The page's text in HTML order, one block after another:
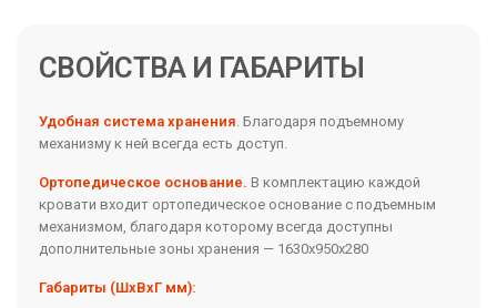
СВОЙСТВА И ГАБАРИТЫ
Удобная система хранения . Благодаря подъемному
механизму к ней всегда есть доступ.
Ортопедическое основание. В комплектацию каждой
кровати входит ортопедическое основание с подъемным
механизмом, благодаря которому всегда доступны
дополнительные зоны хранения — 1630х950х280
Габариты (ШхВхГ мм):